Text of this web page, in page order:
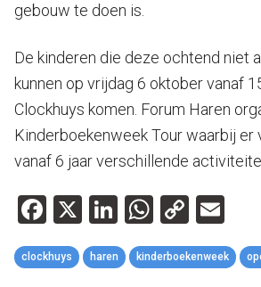
gebouw te doen is.
De kinderen die deze ochtend niet
kunnen op vrijdag 6 oktober vanaf
Clockhuys komen. Forum Haren
Kinderboekenweek Tour waarbij er
vanaf 6 jaar verschillende
Facebook
X LinkedIn
Copy
Link
clockhuys haren kinderboekenweek